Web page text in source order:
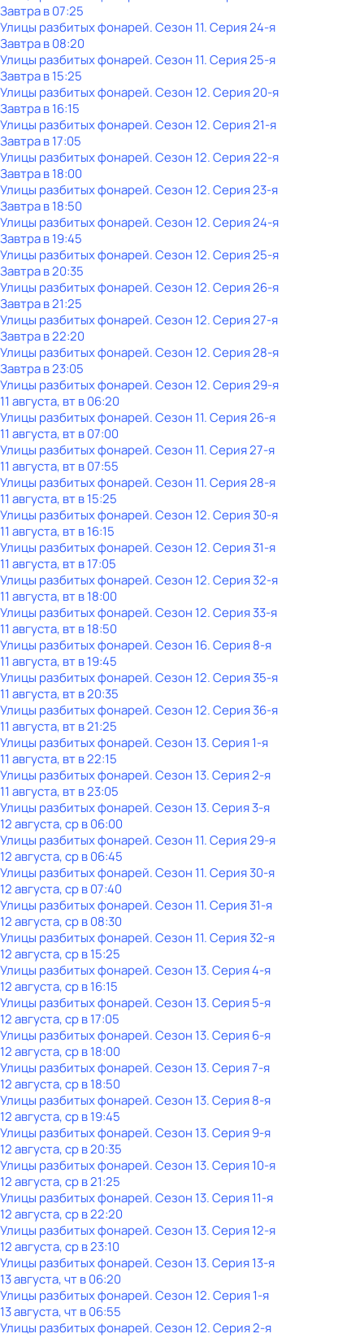
Завтра в 07:25
Улицы разбитых фонарей. Сезон 11. Серия 24-я
Завтра в 08:20
Улицы разбитых фонарей. Сезон 11. Серия 25-я
Завтра в 15:25
Улицы разбитых фонарей. Сезон 12. Серия 20-я
Завтра в 16:15
Улицы разбитых фонарей. Сезон 12. Серия 21-я
Завтра в 17:05
Улицы разбитых фонарей. Сезон 12. Серия 22-я
Завтра в 18:00
Улицы разбитых фонарей. Сезон 12. Серия 23-я
Завтра в 18:50
Улицы разбитых фонарей. Сезон 12. Серия 24-я
Завтра в 19:45
Улицы разбитых фонарей. Сезон 12. Серия 25-я
Завтра в 20:35
Улицы разбитых фонарей. Сезон 12. Серия 26-я
Завтра в 21:25
Улицы разбитых фонарей. Сезон 12. Серия 27-я
Завтра в 22:20
Улицы разбитых фонарей. Сезон 12. Серия 28-я
Завтра в 23:05
Улицы разбитых фонарей. Сезон 12. Серия 29-я
11 августа, вт в 06:20
Улицы разбитых фонарей. Сезон 11. Серия 26-я
11 августа, вт в 07:00
Улицы разбитых фонарей. Сезон 11. Серия 27-я
11 августа, вт в 07:55
Улицы разбитых фонарей. Сезон 11. Серия 28-я
11 августа, вт в 15:25
Улицы разбитых фонарей. Сезон 12. Серия 30-я
11 августа, вт в 16:15
Улицы разбитых фонарей. Сезон 12. Серия 31-я
11 августа, вт в 17:05
Улицы разбитых фонарей. Сезон 12. Серия 32-я
11 августа, вт в 18:00
Улицы разбитых фонарей. Сезон 12. Серия 33-я
11 августа, вт в 18:50
Улицы разбитых фонарей. Сезон 16. Серия 8-я
11 августа, вт в 19:45
Улицы разбитых фонарей. Сезон 12. Серия 35-я
11 августа, вт в 20:35
Улицы разбитых фонарей. Сезон 12. Серия 36-я
11 августа, вт в 21:25
Улицы разбитых фонарей. Сезон 13. Серия 1-я
11 августа, вт в 22:15
Улицы разбитых фонарей. Сезон 13. Серия 2-я
11 августа, вт в 23:05
Улицы разбитых фонарей. Сезон 13. Серия 3-я
12 августа, ср в 06:00
Улицы разбитых фонарей. Сезон 11. Серия 29-я
12 августа, ср в 06:45
Улицы разбитых фонарей. Сезон 11. Серия 30-я
12 августа, ср в 07:40
Улицы разбитых фонарей. Сезон 11. Серия 31-я
12 августа, ср в 08:30
Улицы разбитых фонарей. Сезон 11. Серия 32-я
12 августа, ср в 15:25
Улицы разбитых фонарей. Сезон 13. Серия 4-я
12 августа, ср в 16:15
Улицы разбитых фонарей. Сезон 13. Серия 5-я
12 августа, ср в 17:05
Улицы разбитых фонарей. Сезон 13. Серия 6-я
12 августа, ср в 18:00
Улицы разбитых фонарей. Сезон 13. Серия 7-я
12 августа, ср в 18:50
Улицы разбитых фонарей. Сезон 13. Серия 8-я
12 августа, ср в 19:45
Улицы разбитых фонарей. Сезон 13. Серия 9-я
12 августа, ср в 20:35
Улицы разбитых фонарей. Сезон 13. Серия 10-я
12 августа, ср в 21:25
Улицы разбитых фонарей. Сезон 13. Серия 11-я
12 августа, ср в 22:20
Улицы разбитых фонарей. Сезон 13. Серия 12-я
12 августа, ср в 23:10
Улицы разбитых фонарей. Сезон 13. Серия 13-я
13 августа, чт в 06:20
Улицы разбитых фонарей. Сезон 12. Серия 1-я
13 августа, чт в 06:55
Улицы разбитых фонарей. Сезон 12. Серия 2-я